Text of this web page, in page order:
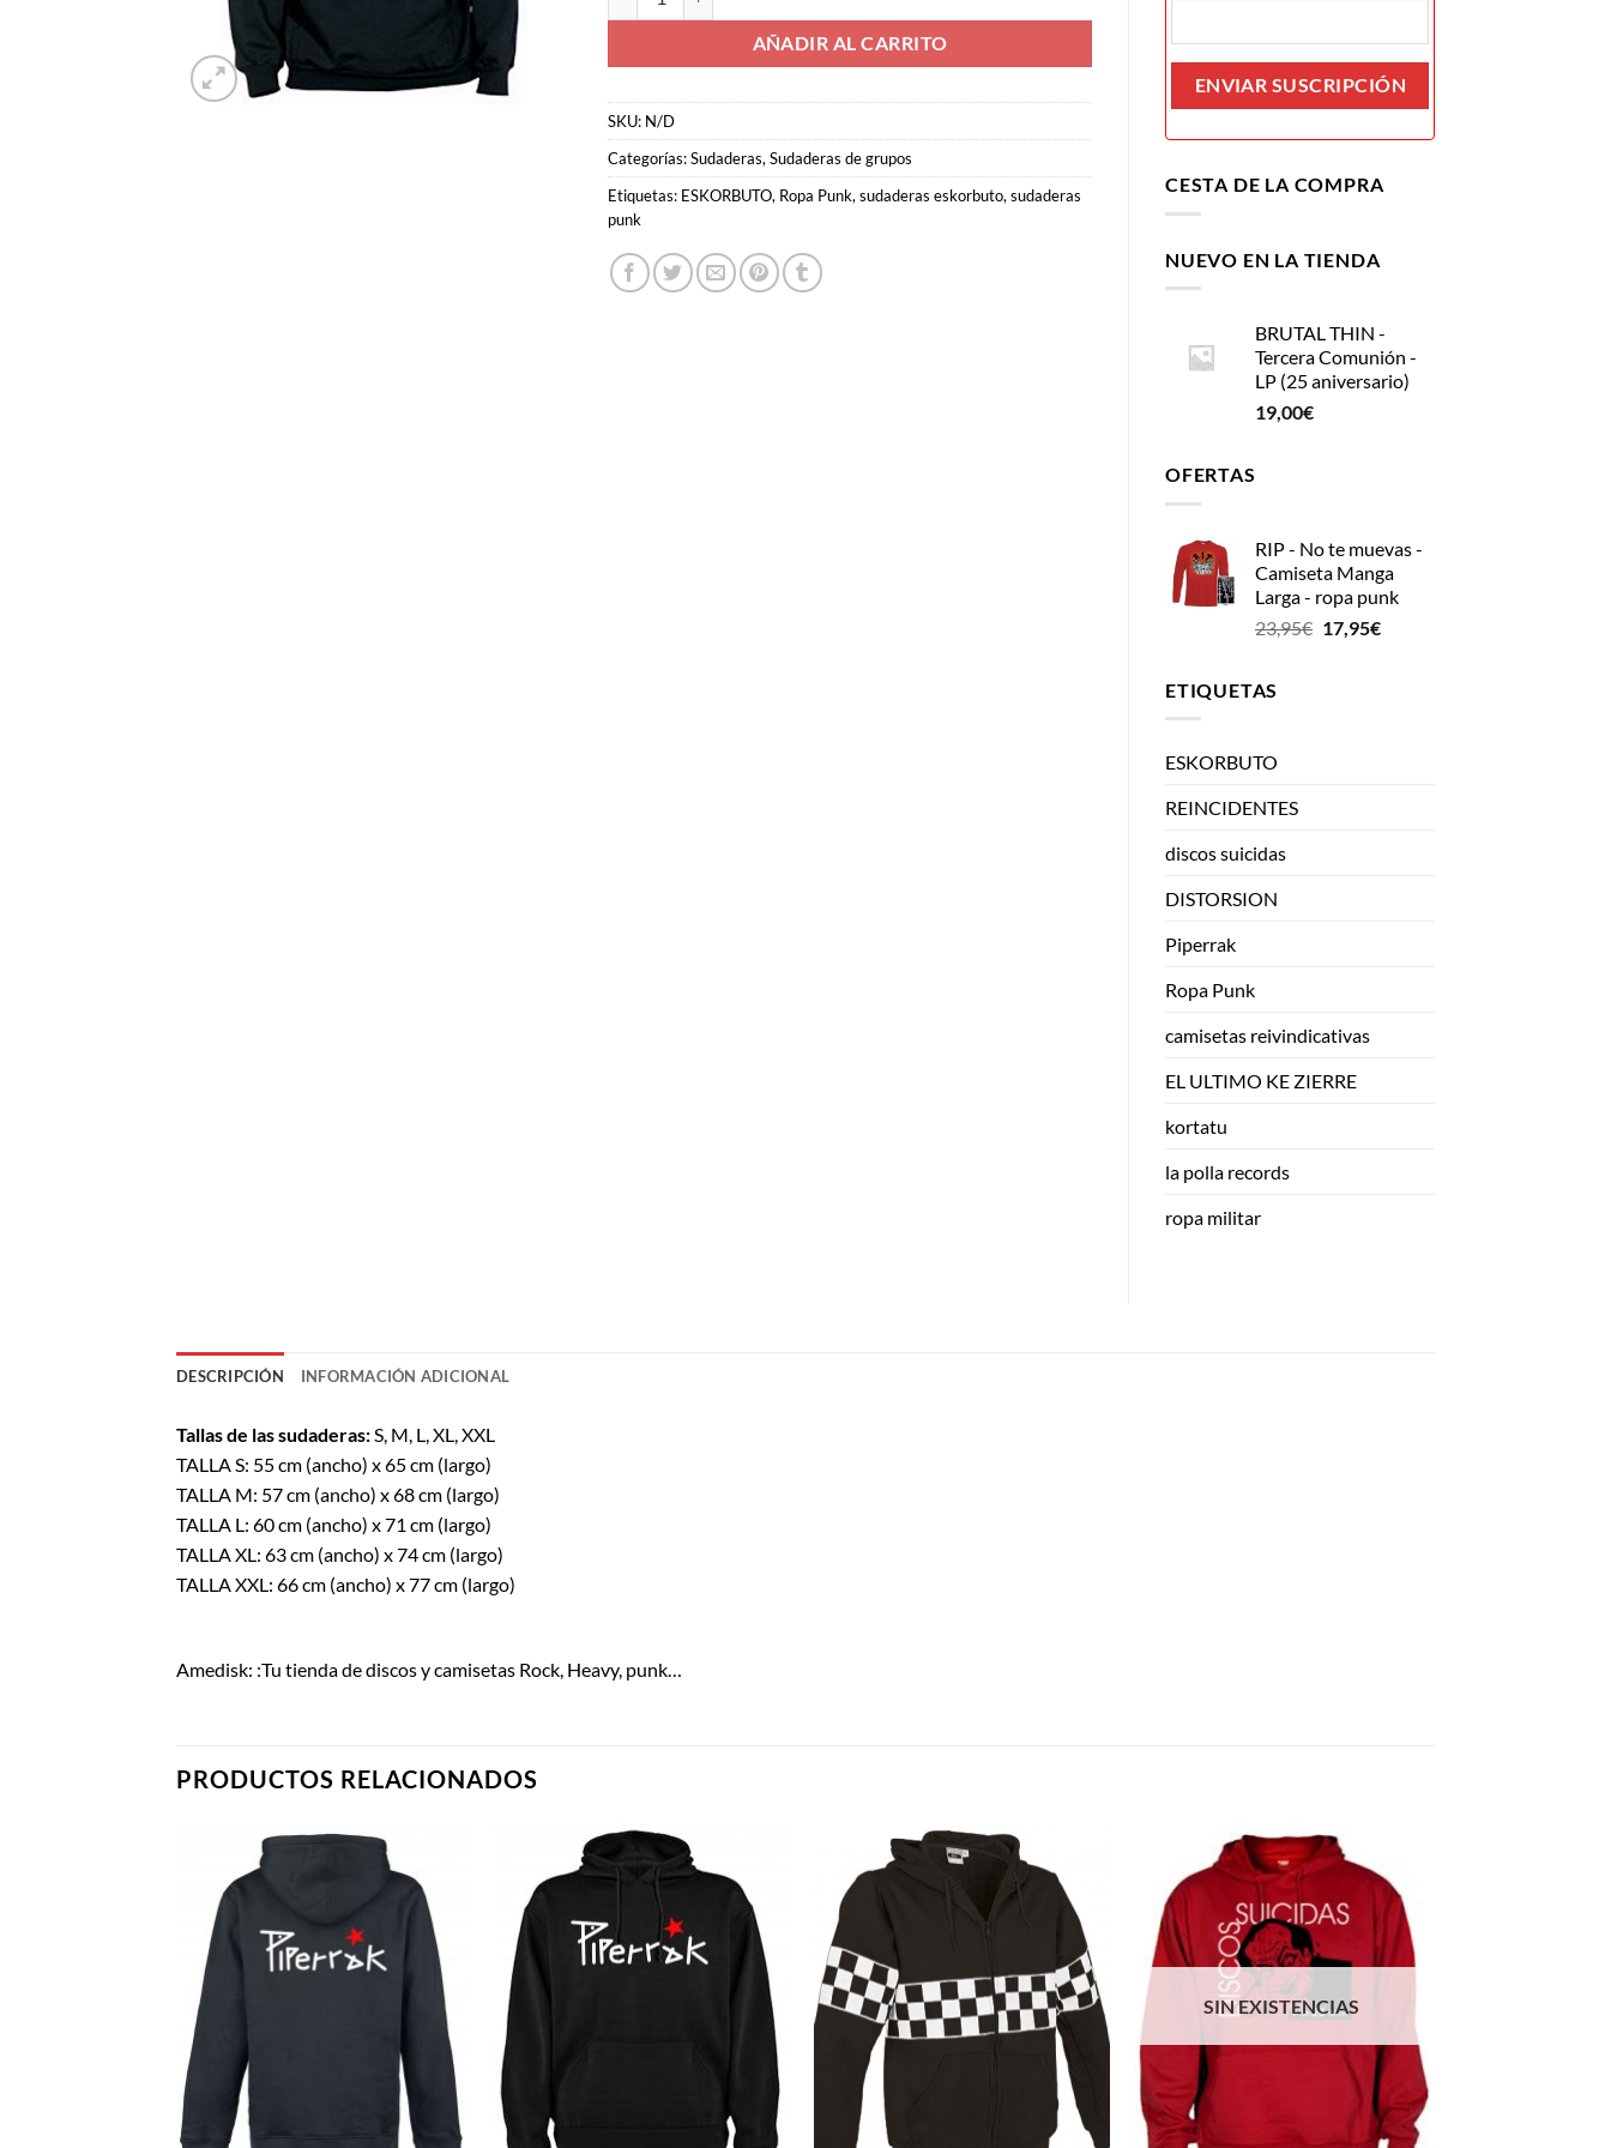
AÑADIR AL CARRITO
SKU: N/D
Categorías:Sudaderas, Sudaderas de grupos
Etiquetas: ESKORBUTO, Ropa Punk, sudaderas eskorbuto, sudaderas
punk
CESTA DE LA COMPRA
NUEVO EN LA TIENDA
BRUTAL THIN -
Tercera Comunión -
LP (25 aniversario)
19,00€
OFERTAS
RIP - No te muevas -
Camiseta Manga
Larga - ropa punk
23,95€ El
17,95€El
ETIQUETAS
ESKORBUTO
REINCIDENTES
discos suicidas
DISTORSION
Piperrak
Ropa Punk
camisetas reivindicativas
EL ULTIMO KE ZIERRE
kortatu
la polla records
ropa militar
DESCRIPCIÓN INFORMACIÓN ADICIONAL
Tallas de las sudaderas:S, M, L, XL, XXL
TALLA S: 55 cm (ancho) x 65 cm (largo)
TALLA M: 57 cm (ancho) x 68 cm (largo)
TALLA L: 60 cm (ancho) x 71 cm (largo)
TALLA XL: 63 cm (ancho) x 74 cm (largo)
TALLA XXL: 66 cm (ancho) x 77 cm (largo)
Amedisk: :Tu tienda de discos y camisetas Rock, Heavy, punk…
PRODUCTOS RELACIONADOS
SIN EXISTENCIAS